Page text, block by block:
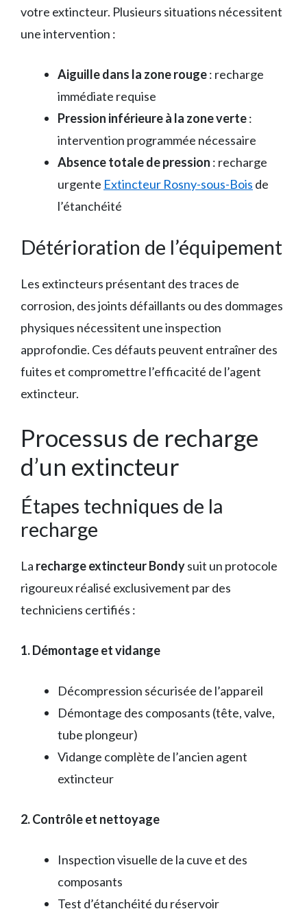
votre extincteur. Plusieurs situations nécessitent
une intervention :
Aiguille dans la zone rouge: recharge
immédiate requise
Pression inférieure à la zone verte:
intervention programmée nécessaire
Absence totale de pression : recharge
urgente Extincteur Rosny-sous-Bois de
l’étanchéité
Détérioration de l’équipement
Les extincteurs présentant des traces de
corrosion, des joints défaillants ou des dommages
physiques nécessitent une inspection
approfondie. Ces défauts peuvent entraîner des
fuites et compromettre l’efficacité de l’agent
extincteur.
Processus de recharge
d’un extincteur
Étapes techniques de la
recharge
La recharge extincteur Bondysuit un protocole
rigoureux réalisé exclusivement par des
techniciens certifiés :
1. Démontage et vidange
Décompression sécurisée de l’appareil
Démontage des composants (tête, valve,
tube plongeur)
Vidange complète de l’ancien agent
extincteur
2. Contrôle et nettoyage
Inspection visuelle de la cuve et des
composants
Test d’étanchéité du réservoir